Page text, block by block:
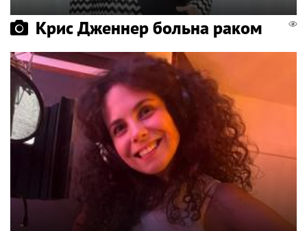
Крис Дженнер больна раком